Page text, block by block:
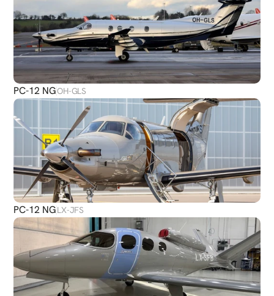
PC-12 NGOH-GLS
PC-12 NGLX-JFS